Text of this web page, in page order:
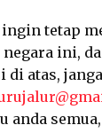
ingin tetap
ini,
di atas,
anda